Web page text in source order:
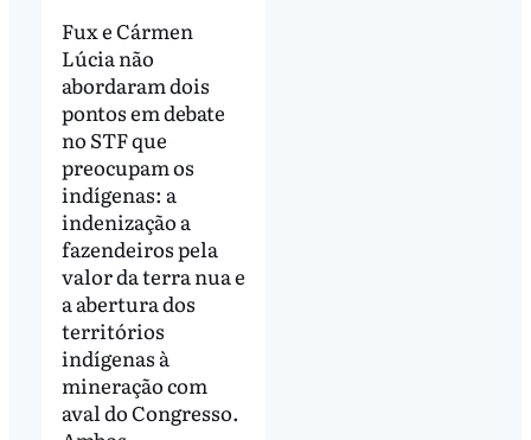
Fux e Cármen
Lúcia não
abordaram dois
pontos em debate
no STF que
preocupam os
indígenas: a
indenização a
fazendeiros pela
valor da terra nua e
a abertura dos
territórios
indígenas à
mineração com
aval do Congresso.